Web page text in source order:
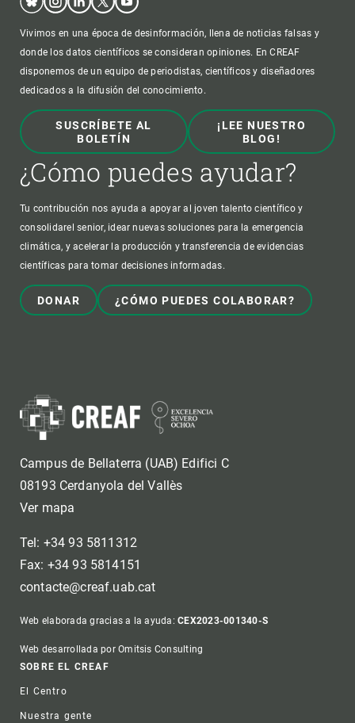
Vivimos en una época de desinformación, llena de noticias falsas y
donde los datos científicos se consideran opiniones. En CREAF
disponemos de un equipo de periodistas, científicos y diseñadores
dedicados a la difusión del conocimiento.
SUSCRÍBETE AL
BOLETÍN
¡LEE NUESTRO
BLOG!
¿Cómo puedes ayudar?
Tu contribución nos ayuda a apoyar al joven talento científico y
consolidarel senior, idear nuevas soluciones para la emergencia
climática, y acelerar la producción y transferencia de evidencias
científicas para tomar decisiones informadas.
DONAR ¿CÓMO PUEDES COLABORAR?
Campus de Bellaterra (UAB) Edifici C
08193 Cerdanyola del Vallès
Ver mapa
Tel: +34 93 5811312
Fax: +34 93 5814151
contacte@creaf.uab.cat
Web elaborada gracias a la ayuda:CEX2023-001340-S
Web desarrollada por Omitsis Consulting
Footer
SOBRE EL CREAF
El Centro
Nuestra gente